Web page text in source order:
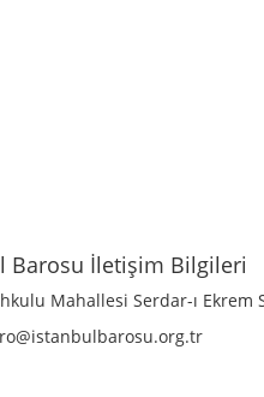
Barosu İletişim Bilgileri
Mahallesi Serdar-ı Ekrem